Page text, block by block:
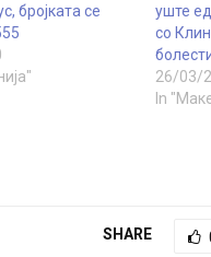
бројката се
уште
со
26/03/
In
SHARE